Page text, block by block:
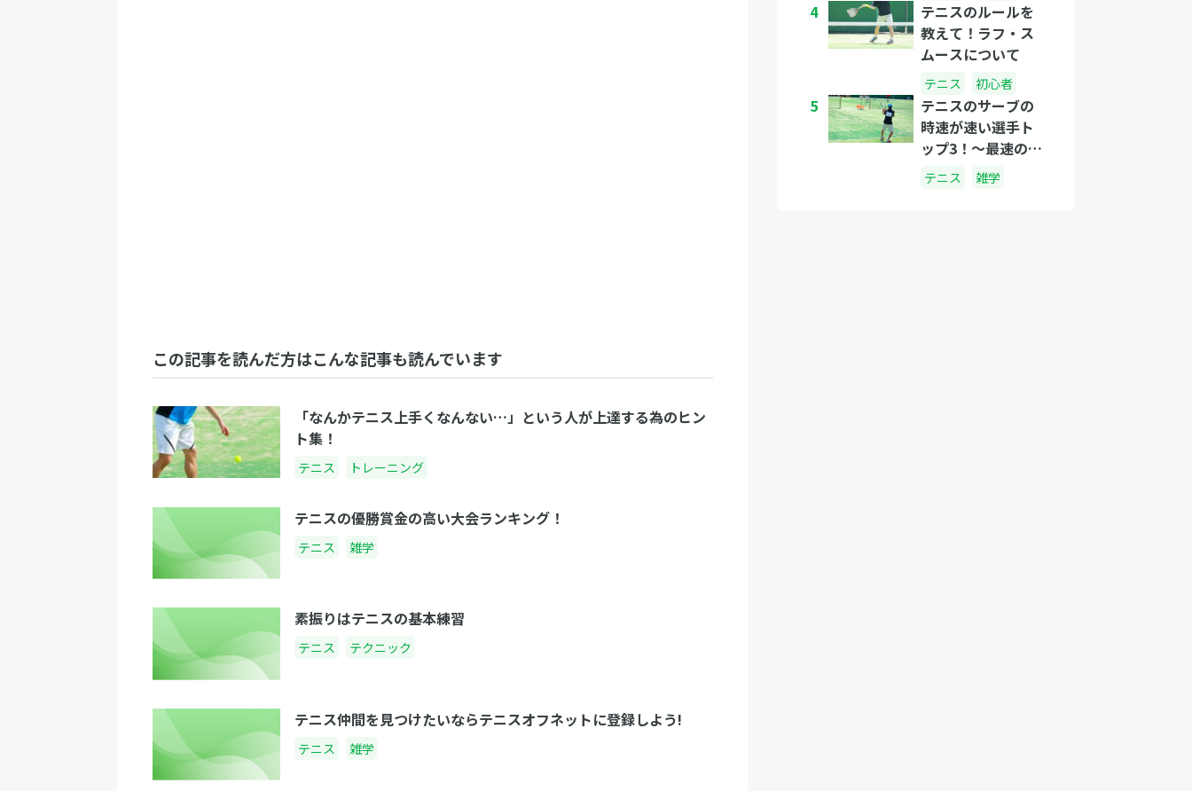
この記事を読んだ方はこんな記事も読んでいます
「なんかテニス上手くなんない…」という人が上達する為のヒン
ト集！
テニス トレーニング
テニスの優勝賞金の高い大会ランキング！
テニス 雑学
素振りはテニスの基本練習
テニス テクニック
テニス仲間を見つけたいならテニスオフネットに登録しよう!
テニス 雑学
4
テニスのルールを
教えて！ラフ・ス
ムースについて
テニス 初心者
5
テニスのサーブの
時速が速い選手ト
ップ3！〜最速のプ
レイヤーは誰
だ？〜
テニス 雑学